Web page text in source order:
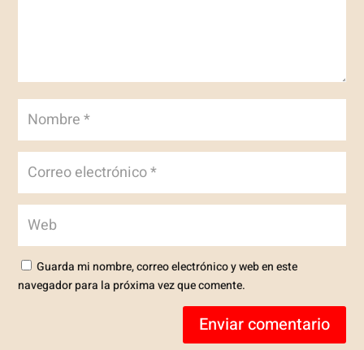
Guarda mi nombre, correo electrónico y web en este
navegador para la próxima vez que comente.
Enviar comentario